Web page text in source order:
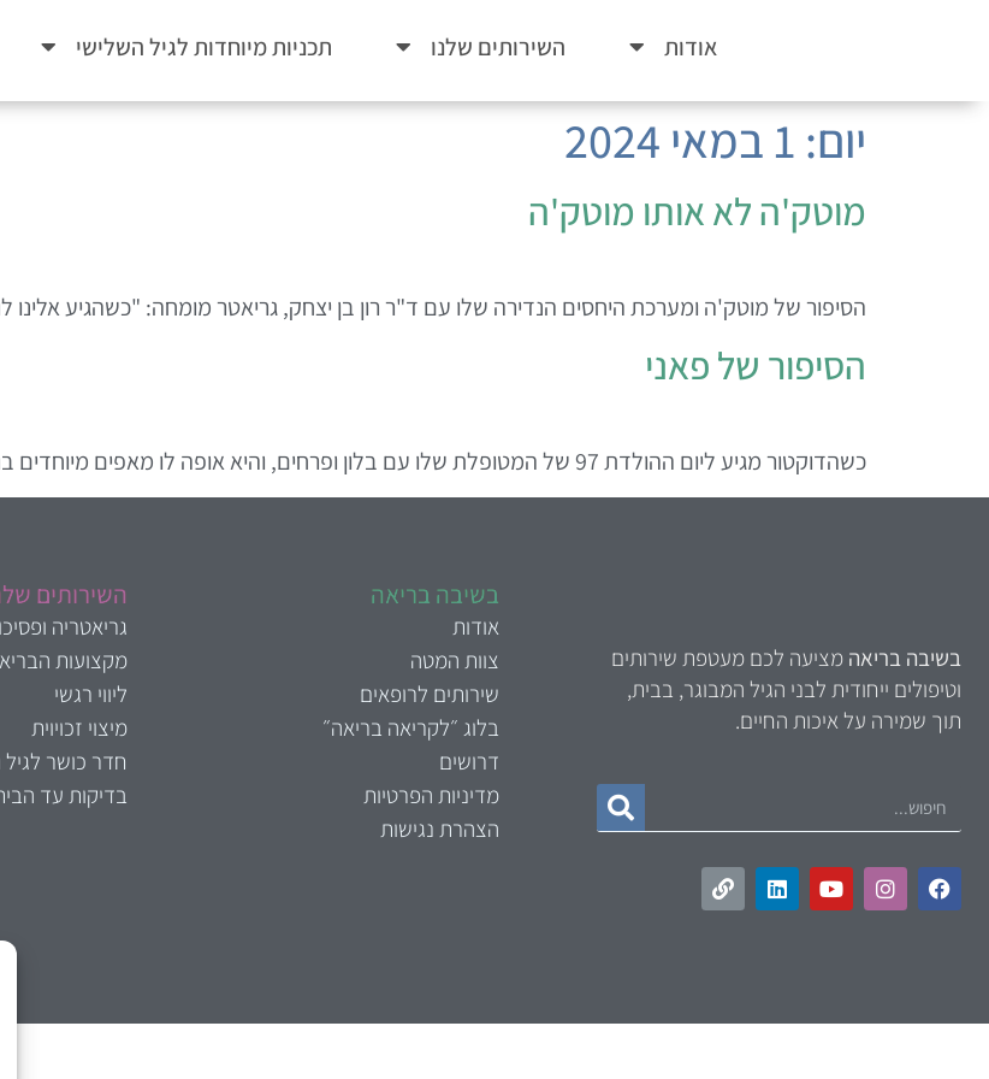
אודות השירותים שלנו תכניות מיוחדות לגיל השלישי
יום: 1 במאי 2024
מוטק'ה לא אותו מוטק'ה
הסיפור של מוטק'ה ומערכת היחסים הנדירה שלו עם ד"ר רון בן יצחק, גריאטר מומחה: "כשהגיע
הסיפור של פאני
כשהדוקטור מגיע ליום ההולדת 97 של המטופלת שלו עם בלון ופרחים, והיא אופה לו מאפים מיוחדים בחגים. הסיפור של פאני ובתה רות
בשיבה בריאה מציעה לכם מעטפת שירותים
וטיפולים ייחודית לבני הגיל המבוגר, בבית,
תוך שמירה על איכות החיים.
בשיבה בריאה
אודות
צוות המטה
שירותים לרופאים
בלוג ״לקריאה בריאה״
דרושים
מדיניות הפרטיות
הצהרת נגישות
השירותים
גריאטריה
מקצועות
ליווי רגשי
מיצוי זכויוית
חדר כושר
בדיקות עד